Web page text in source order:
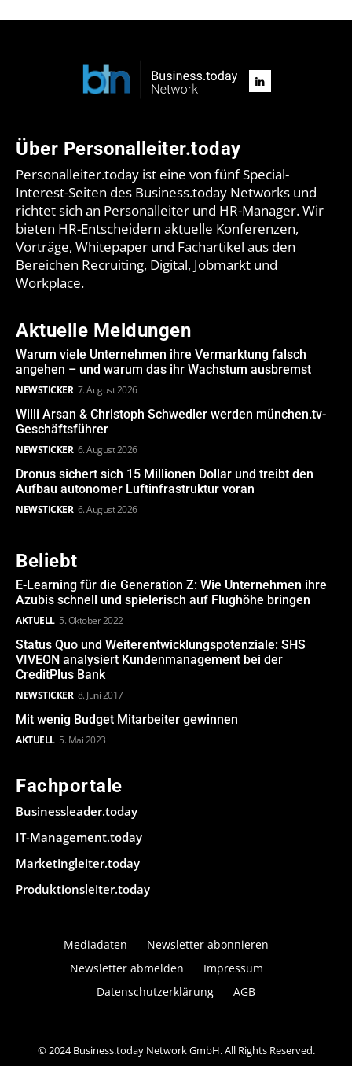
Über Personalleiter.today
Personalleiter.today ist eine von fünf Special-
Interest-Seiten des Business.today Networks und
richtet sich an Personalleiter und HR-Manager. Wir
bieten HR-Entscheidern aktuelle Konferenzen,
Vorträge, Whitepaper und Fachartikel aus den
Bereichen Recruiting, Digital, Jobmarkt und
Workplace.
Aktuelle Meldungen
Warum viele Unternehmen ihre Vermarktung falsch
angehen – und warum das ihr Wachstum ausbremst
NEWSTICKER 7. August 2026
Willi Arsan & Christoph Schwedler werden münchen.tv-
Geschäftsführer
NEWSTICKER 6. August 2026
Dronus sichert sich 15 Millionen Dollar und treibt den
Aufbau autonomer Luftinfrastruktur voran
NEWSTICKER 6. August 2026
Beliebt
E-Learning für die Generation Z: Wie Unternehmen ihre
Azubis schnell und spielerisch auf Flughöhe bringen
AKTUELL 5. Oktober 2022
Status Quo und Weiterentwicklungspotenziale: SHS
VIVEON analysiert Kundenmanagement bei der
CreditPlus Bank
NEWSTICKER 8. Juni 2017
Mit wenig Budget Mitarbeiter gewinnen
AKTUELL 5. Mai 2023
Fachportale
Businessleader.today
IT-Management.today
Marketingleiter.today
Produktionsleiter.today
Mediadaten
Newsletter abonnieren
Newsletter abmelden
Impressum
Datenschutzerklärung
AGB
© 2024 Business.today Network GmbH. All Rights Reserved.